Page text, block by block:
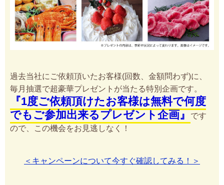
過去当社にご依頼頂いたお客様(回数、金額問わず)に、
毎月抽選で超豪華プレゼントが当たる特別企画です。
『1度ご依頼頂けたお客様は無料で何度
でもご参加出来るプレゼント企画』
です
ので、この機会をお見逃しなく！
＜キャンペーンについて今すぐ確認してみる！＞